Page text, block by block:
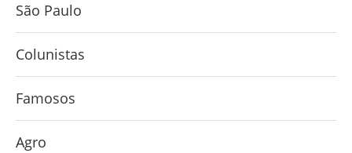
São Paulo
Colunistas
Famosos
Agro